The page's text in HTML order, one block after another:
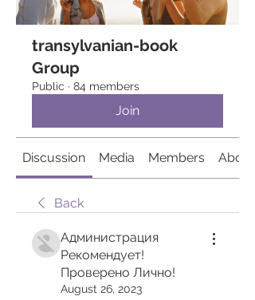
transylvanian-book
Group
Public · 84 members
Join
Discussion Media Members About
Back
Администрация
Рекомендует!
Проверено Лично!
August 26, 2023